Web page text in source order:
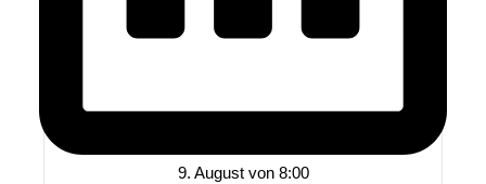
9. August von 8:00